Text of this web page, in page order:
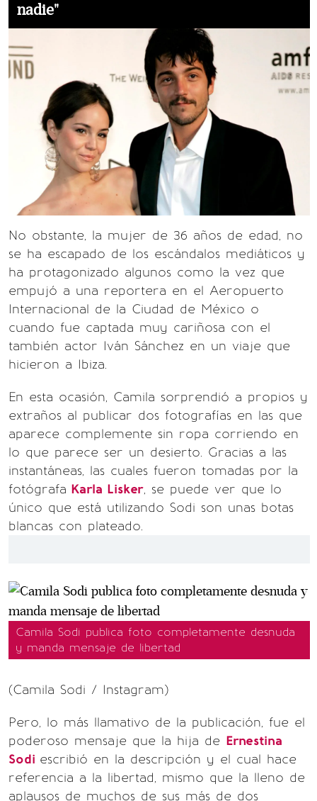
nadie"
No obstante, la mujer de 36 años de edad, no
se ha escapado de los escándalos mediáticos y
ha protagonizado algunos como la vez que
empujó a una reportera en el Aeropuerto
Internacional de la Ciudad de México o
cuando fue captada muy cariñosa con el
también actor Iván Sánchez en un viaje que
hicieron a Ibiza.
En esta ocasión, Camila sorprendió a propios y
extraños al publicar dos fotografías en las que
aparece complemente sin ropa corriendo en
lo que parece ser un desierto. Gracias a las
instantáneas, las cuales fueron tomadas por la
fotógrafa Karla Lisker, se puede ver que lo
único que está utilizando Sodi son unas botas
blancas con plateado.
Camila Sodi publica foto completamente desnuda
y manda mensaje de libertad
(Camila Sodi / Instagram)
Pero, lo más llamativo de la publicación, fue el
poderoso mensaje que la hija de Ernestina
Sodi escribió en la descripción y el cual hace
referencia a la libertad, mismo que la lleno de
aplausos de muchos de sus más de dos